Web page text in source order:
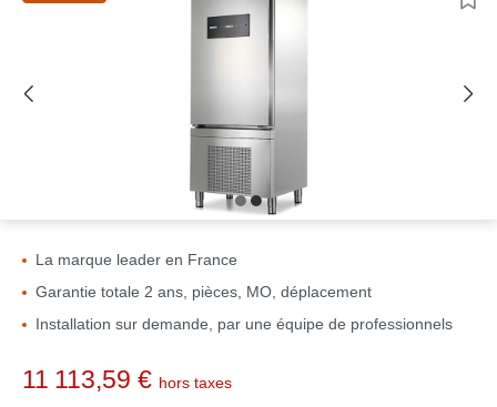
La marque leader en France
Garantie totale 2 ans, pièces, MO, déplacement
Installation sur demande, par une équipe de professionnels
11 113,59 € hors taxes